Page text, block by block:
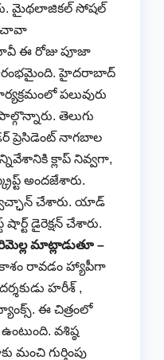
మైథలాజికల్ సోషల్
చావా
ఈ రోజు పూజా
హైదరాబాద్
పలువురు
తెలుగు
ప్రెసిడెంట్ నాగబాల
క్లాప్ నివ్వగా,
అందజేశారు.
చేశారు. యాడ్
డైరెక్షన్ చేశారు.
మాట్లాడుతూ –
రావడం హ్యాపీగా
హరీశ్ ,
ఈ చిత్రంలో
వశిష్ఠ
గుర్తింపు